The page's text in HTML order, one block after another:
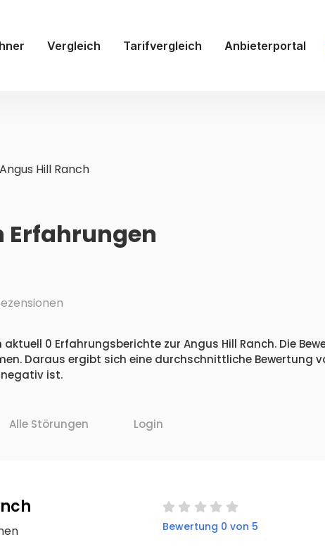
Vergleich Tarifvergleich Anbieterportal
Angus Hill Ranch
Erfahrungen
0 Erfahrungsberichte zur Angus Hill Ranch. Die
Daraus ergibt sich eine durchschnittliche Bewertung
ist.
Alle Störungen Login
Bewertung 0 von 5